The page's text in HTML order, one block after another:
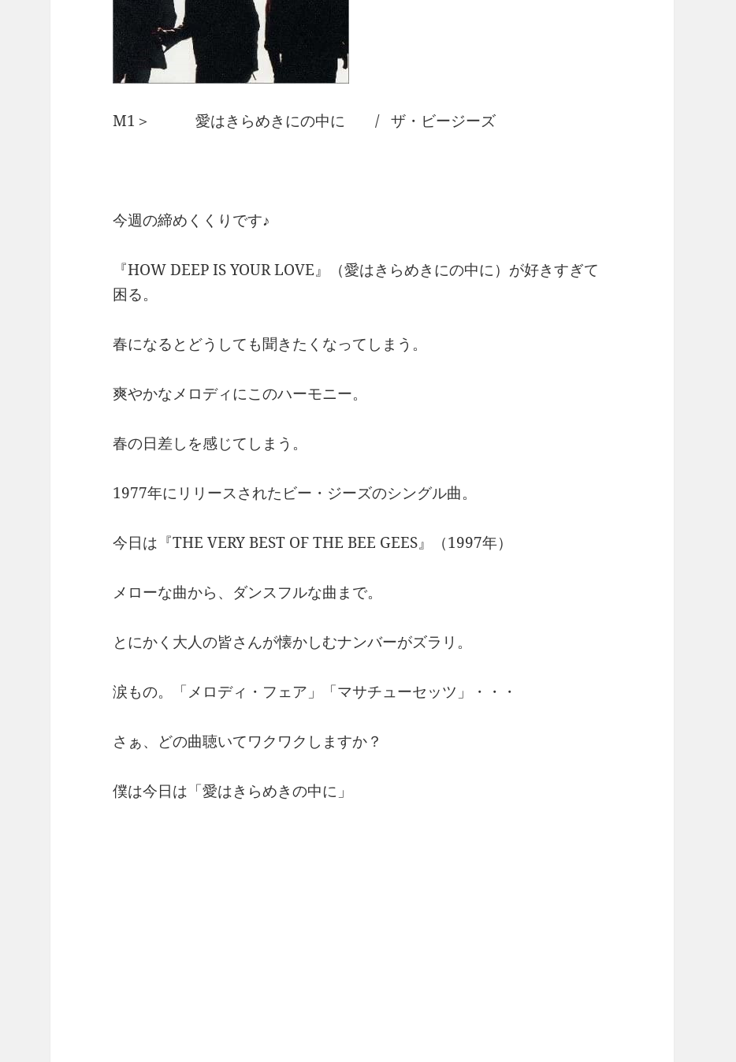
M1＞ 愛はきらめきにの中に / ザ・ビージーズ
今週の締めくくりです♪
『HOW DEEP IS YOUR LOVE』（愛はきらめきにの中に）が好きすぎて
困る。
春になるとどうしても聞きたくなってしまう。
爽やかなメロディにこのハーモニー。
春の日差しを感じてしまう。
1977年にリリースされたビー・ジーズのシングル曲。
今日は『THE VERY BEST OF THE BEE GEES』（1997年）
メローな曲から、ダンスフルな曲まで。
とにかく大人の皆さんが懐かしむナンバーがズラリ。
涙もの。「メロディ・フェア」「マサチューセッツ」・・・
さぁ、どの曲聴いてワクワクしますか？
僕は今日は「愛はきらめきの中に」